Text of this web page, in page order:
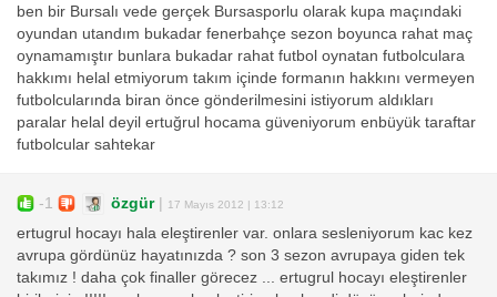
ben bir Bursalı vede gerçek Bursasporlu olarak kupa maçındaki
oyundan utandım bukadar fenerbahçe sezon boyunca rahat maç
oynamamıştır bunlara bukadar rahat futbol oynatan futbolculara
hakkımı helal etmiyorum takım içinde formanın hakkını vermeyen
futbolcularında biran önce gönderilmesini istiyorum aldıkları
paralar helal deyil ertuğrul hocama güveniyorum enbüyük taraftar
futbolcular sahtekar
-1 özgür| 17 Mayıs 2012 | 13:12
ertugrul hocayı hala eleştirenler var. onlara sesleniyorum kac kez
avrupa gördünüz hayatınızda ? son 3 sezon avrupaya giden tek
takımız ! daha çok finaller görecez ... ertugrul hocayı eleştirenler